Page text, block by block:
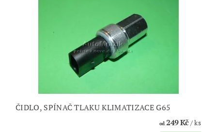
ČIDLO, SPÍNAČ TLAKU KLIMATIZACE G65
od249 Kč/ ks